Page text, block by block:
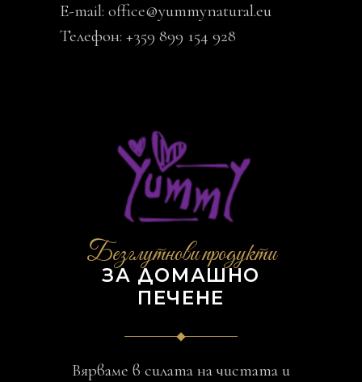
E-mail: office@yummynatural.eu
Телефон: +359 899 154 928
Безглутнови продукти
ЗА ДОМАШНО
ПЕЧЕНЕ
Вярваме в силата на чистата и